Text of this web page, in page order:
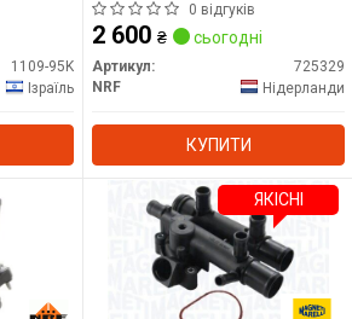
1109-95K
Ізраїль
0 відгуків
2 600 ₴ сьогодні
Артикул:
725329
NRF
Нідерланди
КУПИТИ
ЯКІСНІ